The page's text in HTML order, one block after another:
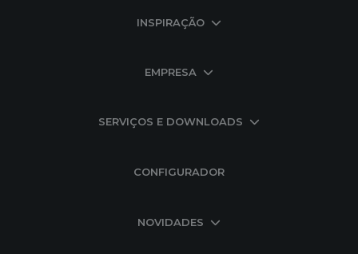
INSPIRAÇÃO
EMPRESA
SERVIÇOS E DOWNLOADS
CONFIGURADOR
NOVIDADES